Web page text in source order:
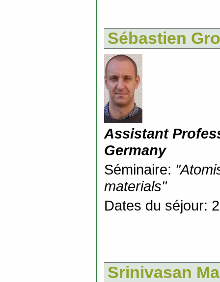
Sébastien
Assistant
Germany
Séminaire:
materials"
Dates du séjour:
Srinivasan